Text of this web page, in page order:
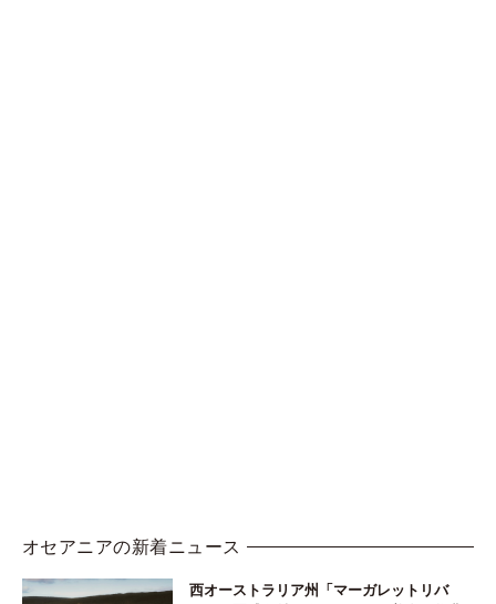
オセアニアの新着ニュース
西オーストラリア州「マーガレットリバ